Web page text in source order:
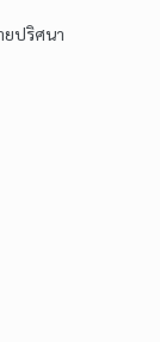
ยปริศนา